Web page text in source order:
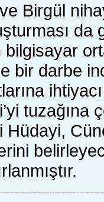
Birgül
da
bilgisayar
bir darbe
tuzağına
Hüdayi,